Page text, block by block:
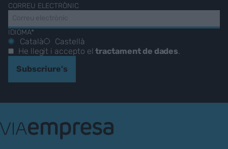
CORREU ELECTRÒNIC
IDIOMA*
Català
Castellà
He llegit i accepto eltractament de dades
Subscriure's